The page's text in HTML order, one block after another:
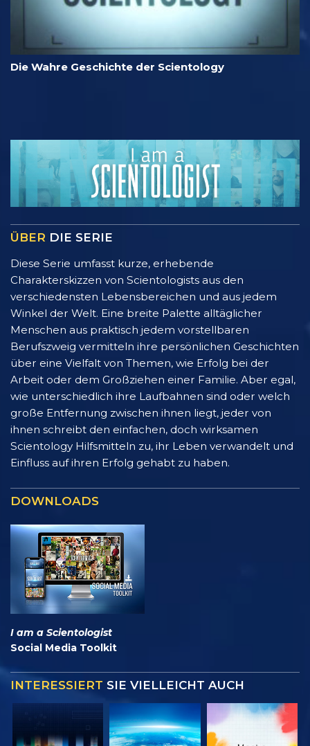
Die Wahre Geschichte der Scientology
ÜBER DIE SERIE
Diese Serie umfasst kurze, erhebende
Charakterskizzen von Scientologists aus den
verschiedensten Lebensbereichen und aus jedem
Winkel der Welt. Eine breite Palette alltäglicher
Menschen aus praktisch jedem vorstellbaren
Berufszweig vermitteln ihre persönlichen Geschichten
über eine Vielfalt von Themen, wie Erfolg bei der
Arbeit oder dem Großziehen einer Familie. Aber egal,
wie unterschiedlich ihre Laufbahnen sind oder welch
große Entfernung zwischen ihnen liegt, jeder von
ihnen schreibt den einfachen, doch wirksamen
Scientology Hilfsmitteln zu, ihr Leben verwandelt und
Einfluss auf ihren Erfolg gehabt zu haben.
DOWNLOADS
I am a Scientologist
Social Media Toolkit
INTERESSIERT SIE VIELLEICHT AUCH